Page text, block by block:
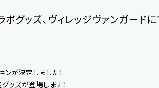
グッズ、ヴィレッジヴァンガードに
ンが決定しました！
ッズが登場します！